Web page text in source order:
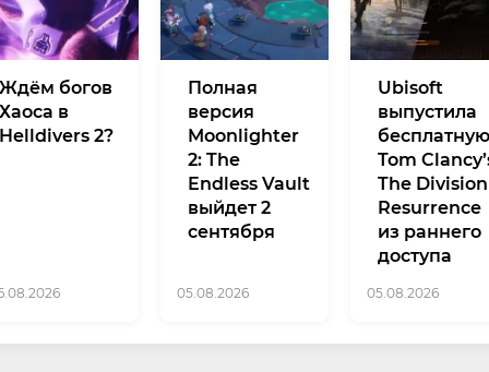
Ждём богов
Хаоса в
Helldivers 2?
Полная
версия
Moonlighter
2: The
Endless Vault
выйдет 2
сентября
05.08.2026
Ubisoft
выпустила
бесплатную
Tom
The Division
Resurrence
из раннего
доступа
05.08.2026